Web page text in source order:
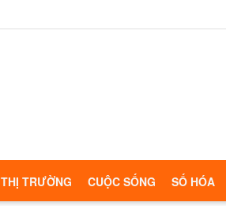
TRƯỜNG CUỘC SỐNG SỐ HÓA